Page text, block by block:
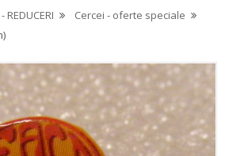
REDUCERI
Cercei - oferte speciale